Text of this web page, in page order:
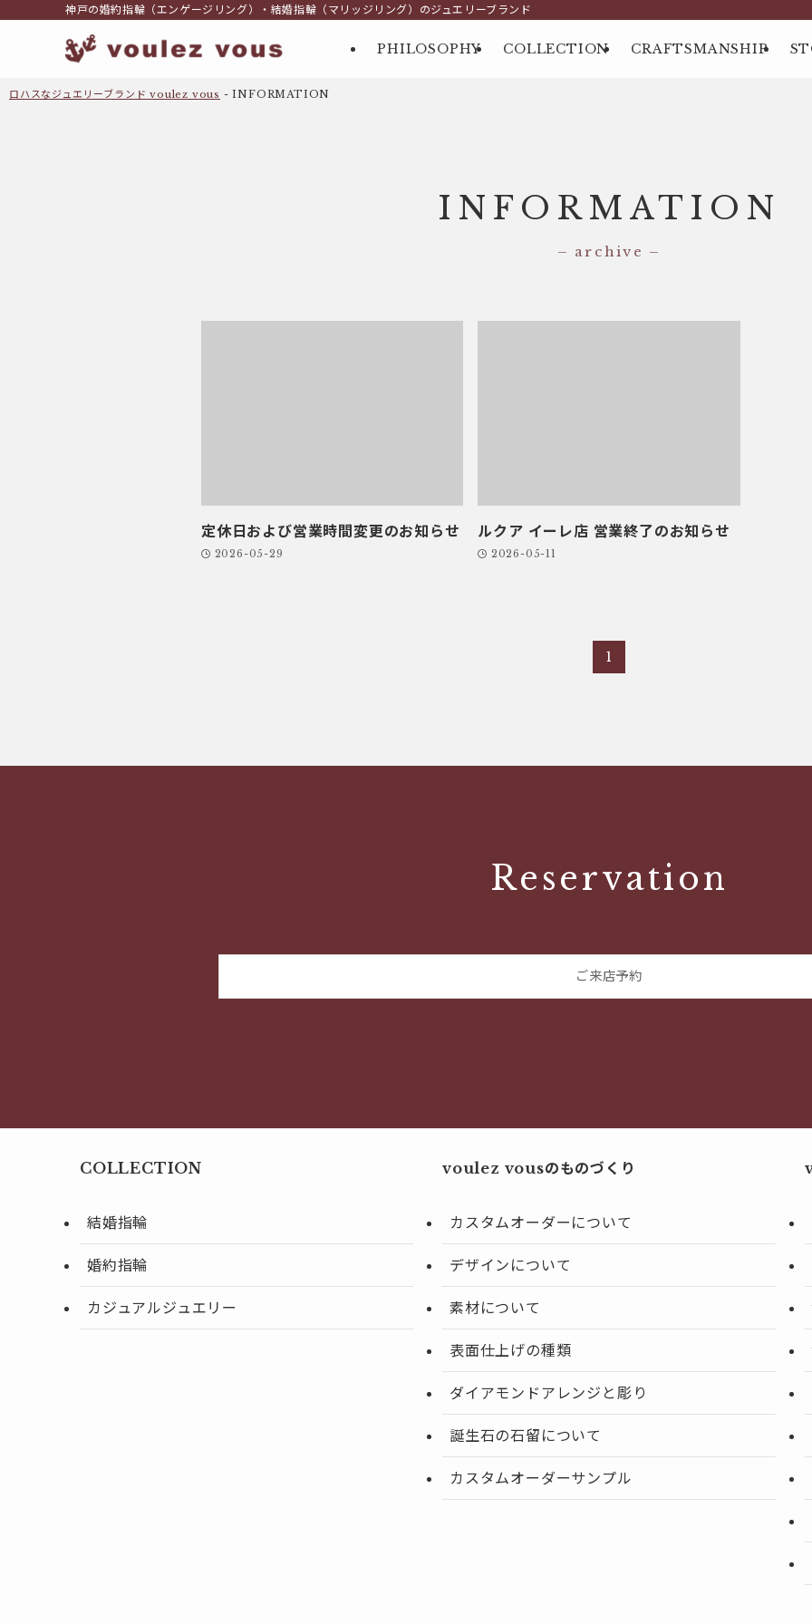
神戸の婚約指輪（エンゲージリング）・結婚指輪（マリッジリング）のジュエリーブランド
PHILOSOPHY COLLECTION CRAFTSMANSHIP
ロハスなジュエリーブランド voulez vous -INFORMATION
INFORMATION
– archive –
定休日および営業時間変更のお知らせ
2026-05-29
ルクア イーレ店 営業終了のお知らせ
2026-05-11
1
Reservation
ご来店予約
COLLECTION
結婚指輪
婚約指輪
カジュアルジュエリー
voulez vousのものづくり
カスタムオーダーについて
デザインについて
素材について
表面仕上げの種類
ダイアモンドアレンジと彫り
誕生石の石留について
カスタムオーダーサンプル